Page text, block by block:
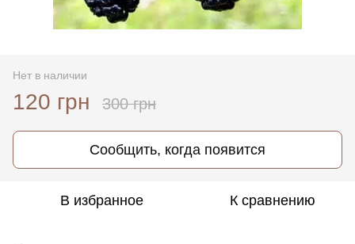
Нет в наличии
120 грн 300 грн
Сообщить, когда появится
В избранное К сравнению